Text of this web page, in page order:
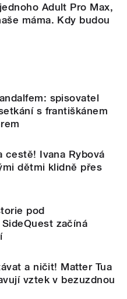
Adult Pro Max,
máma. Kdy budou
spisovatel
s františkánem
cestě! Ivana Rybová
dětmi klidně přes
pod
začíná
a ničit! Matter Tua
vztek v bezuzdnou